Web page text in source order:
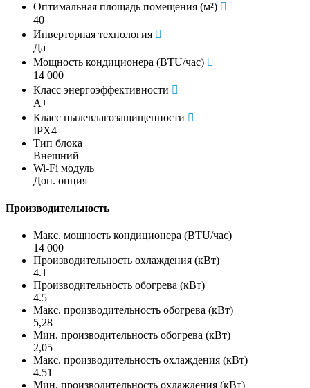
Оптимальная площадь помещения (м²)
40
Инверторная технология
Да
Мощность кондиционера (BTU/час)
14 000
Класс энергоэффективности
A++
Класс пылевлагозащищенности
IPX4
Тип блока
Внешний
Wi-Fi модуль
Доп. опция
Производительность
Макс. мощность кондиционера (BTU/час)
14 000
Производительность охлаждения (кВт)
4.1
Производительность обогрева (кВт)
4.5
Макс. производительность обогрева (кВт)
5,28
Мин. производительность обогрева (кВт)
2,05
Макс. производительность охлаждения (кВт)
4.51
Мин. производительность охлаждения (кВт)